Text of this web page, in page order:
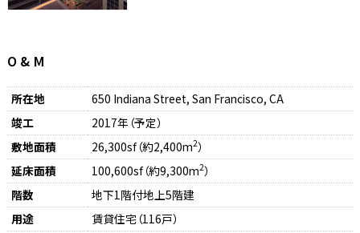
O & M
所在地
650 Indiana Street, San Francisco, CA
竣工
2017年（予定）
敷地面積
26,300sf（約2,400m2）
延床面積
100,600sf（約9,300m2）
階数
地下1階付地上5階建
用途
賃貸住宅（116戸）